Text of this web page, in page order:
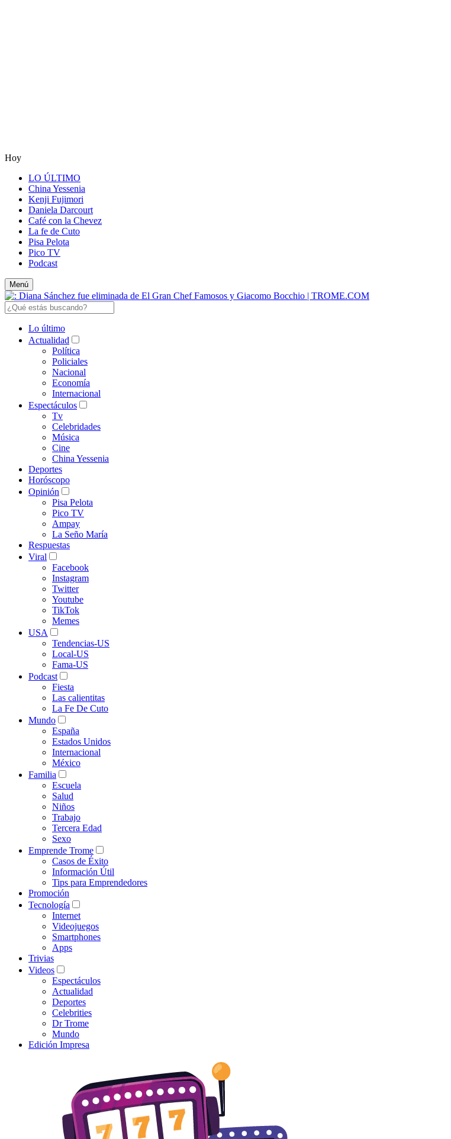
Hoy
LO ÚLTIMO
China Yessenia
Kenji Fujimori
Daniela Darcourt
Café con la Chevez
La fe de Cuto
Pisa Pelota
Pico TV
Podcast
Menú
Lo último
Actualidad
Política
Policiales
Nacional
Economía
Internacional
Espectáculos
Tv
Celebridades
Música
Cine
China Yessenia
Deportes
Horóscopo
Opinión
Pisa Pelota
Pico TV
Ampay
La Seño María
Respuestas
Viral
Facebook
Instagram
Twitter
Youtube
TikTok
Memes
USA
Tendencias-US
Local-US
Fama-US
Podcast
Fiesta
Las calientitas
La Fe De Cuto
Mundo
España
Estados Unidos
Internacional
México
Familia
Escuela
Salud
Niños
Trabajo
Tercera Edad
Sexo
Emprende Trome
Casos de Éxito
Información Útil
Tips para Emprendedores
Promoción
Tecnología
Internet
Videojuegos
Smartphones
Apps
Trivias
Videos
Espectáculos
Actualidad
Deportes
Celebrities
Dr Trome
Mundo
Edición Impresa